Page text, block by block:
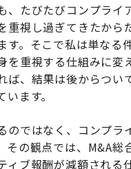
、たびたびコンプライ
重視し過ぎてきたか
す。そこで私は単な
を重視する仕組みに
ば、結果は後からつ
ます。
のではなく、コンプ
その観点では、M&A
ィブ報酬が減額される